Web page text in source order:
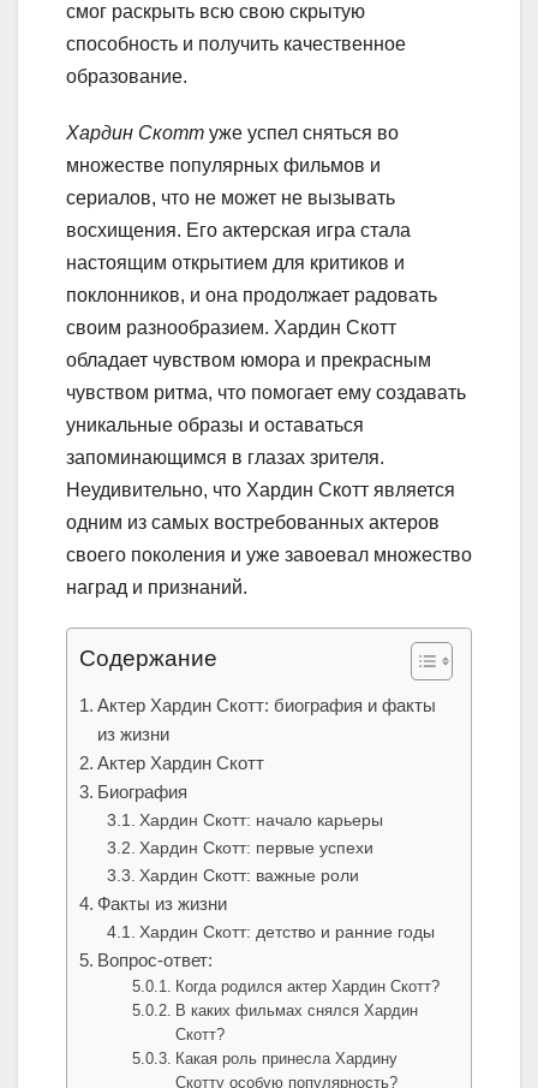
смог раскрыть всю свою скрытую
способность и получить качественное
образование.
Хардин Скотт уже успел сняться во
множестве популярных фильмов и
сериалов, что не может не вызывать
восхищения. Его актерская игра стала
настоящим открытием для критиков и
поклонников, и она продолжает радовать
своим разнообразием. Хардин Скотт
обладает чувством юмора и прекрасным
чувством ритма, что помогает ему создавать
уникальные образы и оставаться
запоминающимся в глазах зрителя.
Неудивительно, что Хардин Скотт является
одним из самых востребованных актеров
своего поколения и уже завоевал множество
наград и признаний.
Содержание
Актер Хардин Скотт: биография и факты
из жизни
Актер Хардин Скотт
Биография
Хардин Скотт: начало карьеры
Хардин Скотт: первые успехи
Хардин Скотт: важные роли
Факты из жизни
Хардин Скотт: детство и ранние годы
Вопрос-ответ:
Когда родился актер Хардин Скотт?
В каких фильмах снялся Хардин
Скотт?
Какая роль принесла Хардину
Скотту особую популярность?